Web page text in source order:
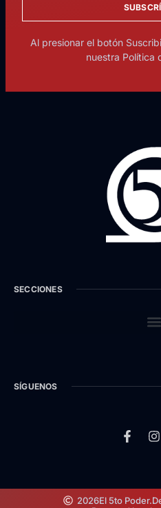
Al presionar el botón
nuestra Política
SECCIONES
SÍGUENOS
2026El 5to Poder.